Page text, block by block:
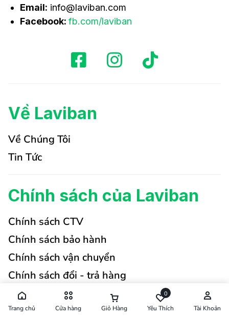
Email: info@laviban.com
Facebook:fb.com/laviban
Về Laviban
Về Chúng Tôi
Tin Tức
Chính sách của Laviban
Chính sách CTV
Chính sách bảo hành
Chính sách vận chuyển
Chính sách đổi - trả hàng
Chính sách bảo mật
Chính sách thanh toán
Trang chủ Cửa hàng Giỏ Hàng
0
Yêu Thích Tài Khoản